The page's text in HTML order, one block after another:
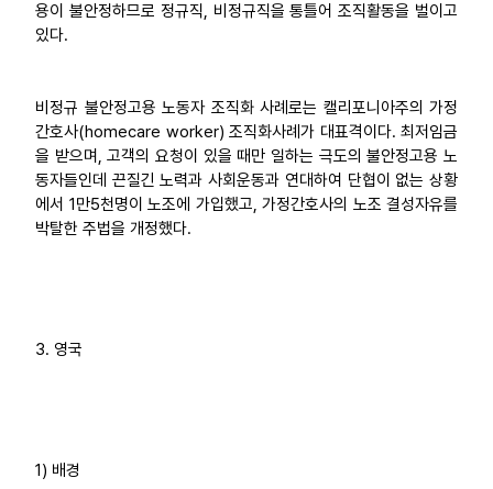
용이 불안정하므로 정규직, 비정규직을 통틀어 조직활동을 벌이고
있다.
비정규 불안정고용 노동자 조직화 사례로는 캘리포니아주의 가정
간호사(homecare worker) 조직화사례가 대표격이다. 최저임금
을 받으며, 고객의 요청이 있을 때만 일하는 극도의 불안정고용 노
동자들인데 끈질긴 노력과 사회운동과 연대하여 단협이 없는 상황
에서 1만5천명이 노조에 가입했고, 가정간호사의 노조 결성자유를
박탈한 주법을 개정했다.
3. 영국
1) 배경